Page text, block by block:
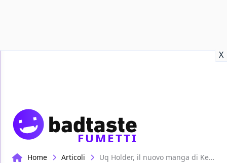
X
FUMETTI
Home Articoli Uq Holder, il nuovo manga di Ken Akamatsu